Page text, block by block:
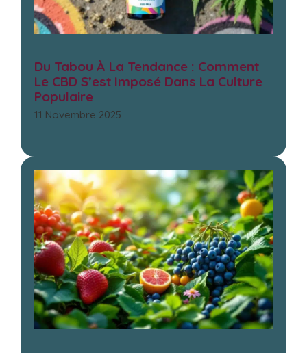
Du Tabou À La Tendance : Comment
Le CBD S’est Imposé Dans La Culture
Populaire
11 Novembre 2025